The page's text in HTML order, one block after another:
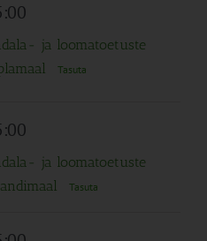
ja loomatoetuste
Tasuta
ja loomatoetuste
Tasuta